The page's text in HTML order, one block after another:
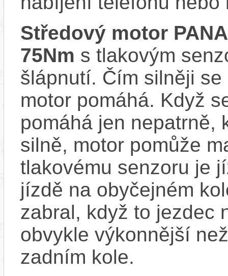
Středový motor
75Nm s tlakovým
šlápnutí. Čím silněji
motor pomáhá. Když
pomáhá jen nepatrně,
silně, motor pomůže
tlakovému senzoru je
jízdě na obyčejném
zabral, když to jezdec
obvykle výkonnější
zadním kole.